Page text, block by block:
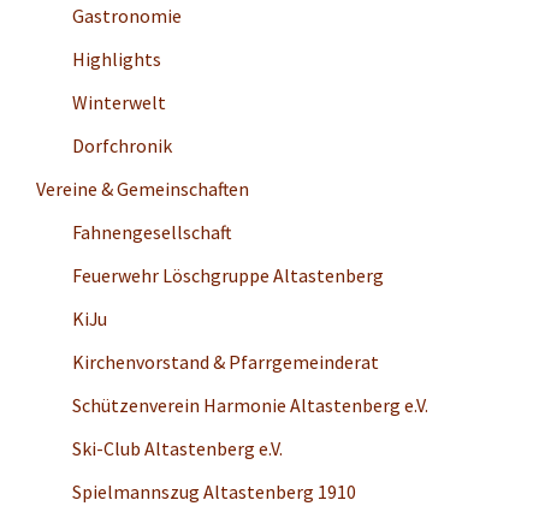
Gastronomie
Highlights
Winterwelt
Dorfchronik
Vereine & Gemeinschaften
Fahnengesellschaft
Feuerwehr Löschgruppe Altastenberg
KiJu
Kirchenvorstand & Pfarrgemeinderat
Schützenverein Harmonie Altastenberg e.V.
Ski-Club Altastenberg e.V.
Spielmannszug Altastenberg 1910